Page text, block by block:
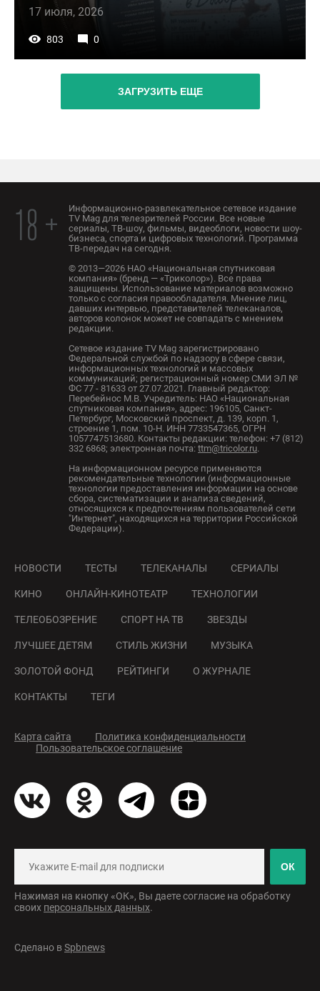
17 июля, 2026
803 0
ЗАГРУЗИТЬ ЕЩЕ
18 +
Информационно-развлекательное сетевое издание
TV Mag для телезрителей России. Все новые
сериалы, ТВ-шоу, фильмы, видеоблоги, новости шоу-
бизнеса, спорта и цифровых технологий. Программа
ТВ-передач на сегодня.
© 2013—2026 НАО «Национальная спутниковая
компания» (бренд — «Триколор»). Все права
защищены. Использование материалов возможно
только с согласия правообладателя. Мнение лиц,
давших интервью, представителей телеканалов,
авторов колонок может не совпадать с мнением
редакции.
Сетевое издание TV Mag зарегистрировано
Федеральной службой по надзору в сфере связи,
информационных технологий и массовых
коммуникаций; регистрационный номер СМИ ЭЛ №
ФС 77 - 81633 от 27.07.2021. Главный редактор:
Перебейнос М.В. Учредитель: НАО «Национальная
спутниковая компания», адрес: 196105, Санкт-
Петербург, Московский проспект, д. 139, корп. 1,
строение 1, пом. 10-Н. ИНН 7733547365, ОГРН
1057747513680. Контакты редакции: телефон: +7 (812)
332 6868; электронная почта: ttm@tricolor.ru.
На информационном ресурсе применяются
рекомендательные технологии (информационные
технологии предоставления информации на основе
сбора, систематизации и анализа сведений,
относящихся к предпочтениям пользователей сети
"Интернет", находящихся на территории Российской
Федерации).
НОВОСТИ ТЕСТЫ ТЕЛЕКАНАЛЫ СЕРИАЛЫ
КИНО ОНЛАЙН-КИНОТЕАТР ТЕХНОЛОГИИ
ТЕЛЕОБОЗРЕНИЕ СПОРТ НА ТВ ЗВЕЗДЫ
ЛУЧШЕЕ ДЕТЯМ СТИЛЬ ЖИЗНИ МУЗЫКА
ЗОЛОТОЙ ФОНД РЕЙТИНГИ О ЖУРНАЛЕ
КОНТАКТЫ ТЕГИ
Карта сайта
Политика конфиденциальности
Пользовательское соглашение
ОК
Нажимая на кнопку «ОК», Вы даете согласие на обработку
своих персональных данных.
Сделано вSpbnews